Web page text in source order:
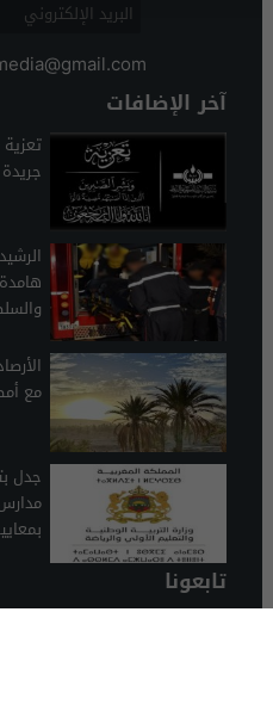
آخر الإضافات
جريدة
مع
جدل
تابعونا